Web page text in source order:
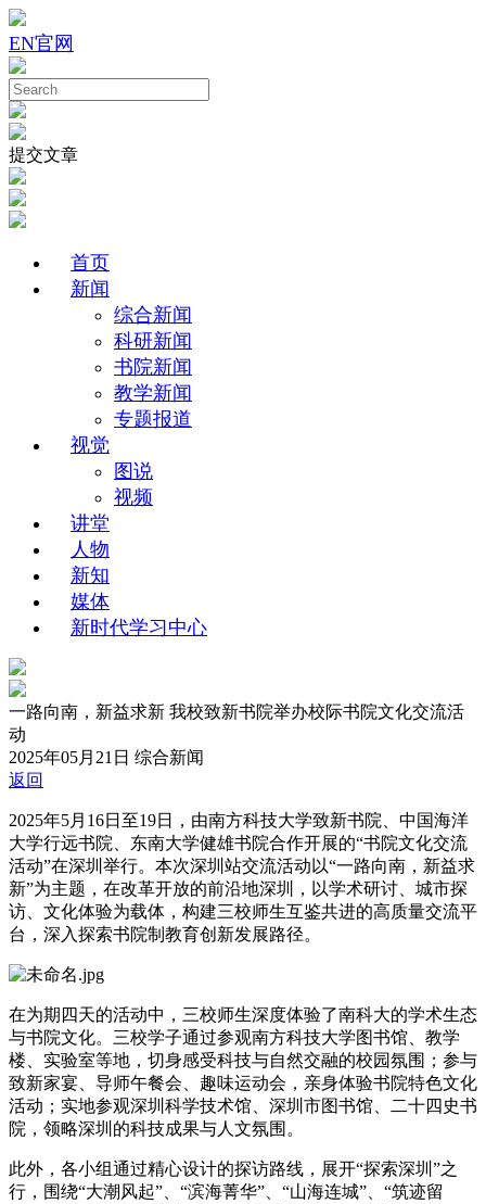
EN官网
提交文章
首页
新闻
综合新闻
科研新闻
书院新闻
教学新闻
专题报道
视觉
图说
视频
讲堂
人物
新知
媒体
新时代学习中心
一路向南，新益求新 我校致新书院举办校际书院文化交流活
动
2025年05月21日 综合新闻
返回
2025年5月16日至19日，由南方科技大学致新书院、中国海洋
大学行远书院、东南大学健雄书院合作开展的“书院文化交流
活动”在深圳举行。本次深圳站交流活动以“一路向南，新益求
新”为主题，在改革开放的前沿地深圳，以学术研讨、城市探
访、文化体验为载体，构建三校师生互鉴共进的高质量交流平
台，深入探索书院制教育创新发展路径。
在为期四天的活动中，三校师生深度体验了南科大的学术生态
与书院文化。三校学子通过参观南方科技大学图书馆、教学
楼、实验室等地，切身感受科技与自然交融的校园氛围；参与
致新家宴、导师午餐会、趣味运动会，亲身体验书院特色文化
活动；实地参观深圳科学技术馆、深圳市图书馆、二十四史书
院，领略深圳的科技成果与人文氛围。
此外，各小组通过精心设计的探访路线，展开“探索深圳”之
行，围绕“大潮风起”、“滨海菁华”、“山海连城”、“筑迹留